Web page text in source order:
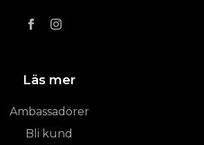
Läs mer
Ambassadörer
Bli kund